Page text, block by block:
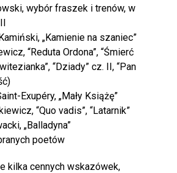
wybór fraszek i trenów, w
„Kamienie na szaniec”
“Reduta Ordona”, “Śmierć
“Dziady” cz. II, “Pan
Exupéry, „Mały Książę”
“Quo vadis”, “Latarnik”
„Balladyna”
poetów
kilka cennych wskazówek,